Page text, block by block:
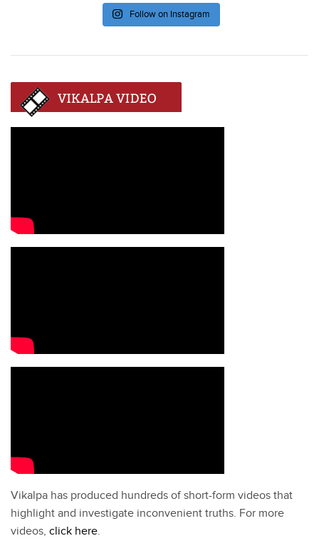
Follow on Instagram
Vikalpa has produced hundreds of short-form videos that
highlight and investigate inconvenient truths. For more
videos, click here.